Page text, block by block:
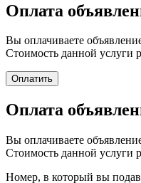
Оплата
Вы оплачиваете
Стоимость данной услуги
Оплата
Вы оплачиваете
Стоимость данной услуги
Номер, в который вы